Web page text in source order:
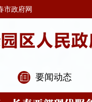
市政府网
要闻动态